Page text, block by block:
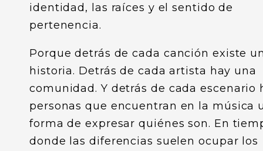
identidad, las raíces y el sentido de
pertenencia.
Porque detrás de cada canción existe
historia. Detrás de cada artista hay una
comunidad. Y detrás de cada escenario
personas que encuentran en la música
forma de expresar quiénes son. En
donde las diferencias suelen ocupar los